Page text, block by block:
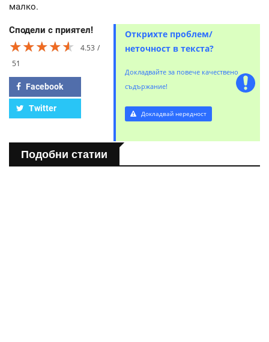
малко.
Сподели с приятел!
★★★★★
★★★★★
★★★★★
4.53
51
Facebook
Twitter
Открихте проблем/
неточност в текста?
Докладвайте за повече качествено
съдържание!
Докладвай нередност
Подобни статии